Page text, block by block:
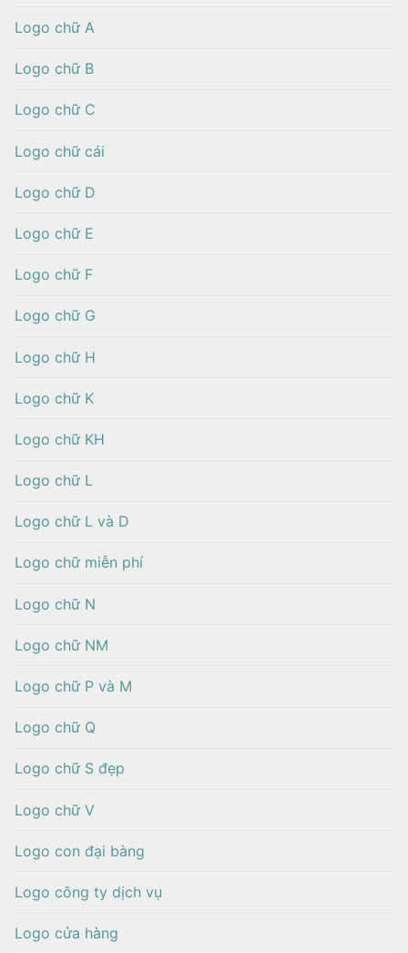
Logo chữ A
Logo chữ B
Logo chữ C
Logo chữ cái
Logo chữ D
Logo chữ E
Logo chữ F
Logo chữ G
Logo chữ H
Logo chữ K
Logo chữ KH
Logo chữ L
Logo chữ L và D
Logo chữ miễn phí
Logo chữ N
Logo chữ NM
Logo chữ P và M
Logo chữ Q
Logo chữ S đẹp
Logo chữ V
Logo con đại bàng
Logo công ty dịch vụ
Logo cửa hàng